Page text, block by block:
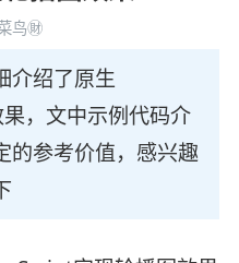
鸟㊖
介绍了原生
，文中示例代码介
的参考价值，感兴趣